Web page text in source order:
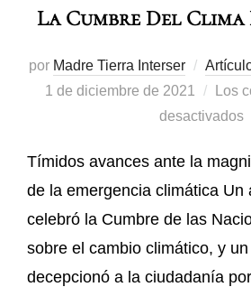
La Cumbre Del Clima
por Madre Tierra Interser
1 de diciembre de 2021
Los
desactivados
Tímidos avances ante la
de la emergencia climática Un
celebró la Cumbre de las
sobre el cambio climático, y
decepcionó a la ciudadanía